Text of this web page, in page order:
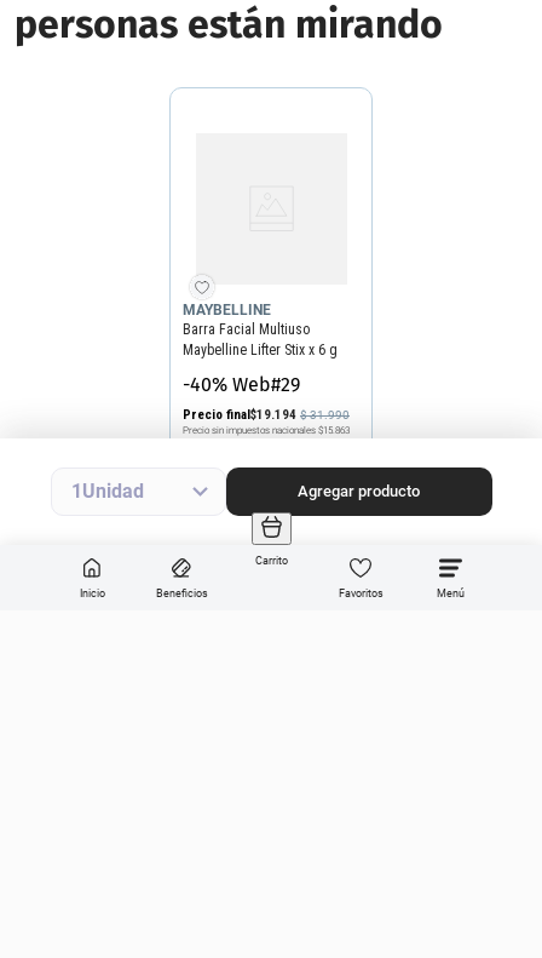
Inicio Beneficios
Carrito
Favoritos
1 Agregar producto
personas están mirando
MAYBELLINE
Barra Facial Multiuso
Maybelline Lifter Stix x 6 g
-40% Web#29
Precio final$19.194 $31.990
Precio sin impuestos nacionales $15.863
Agregar producto